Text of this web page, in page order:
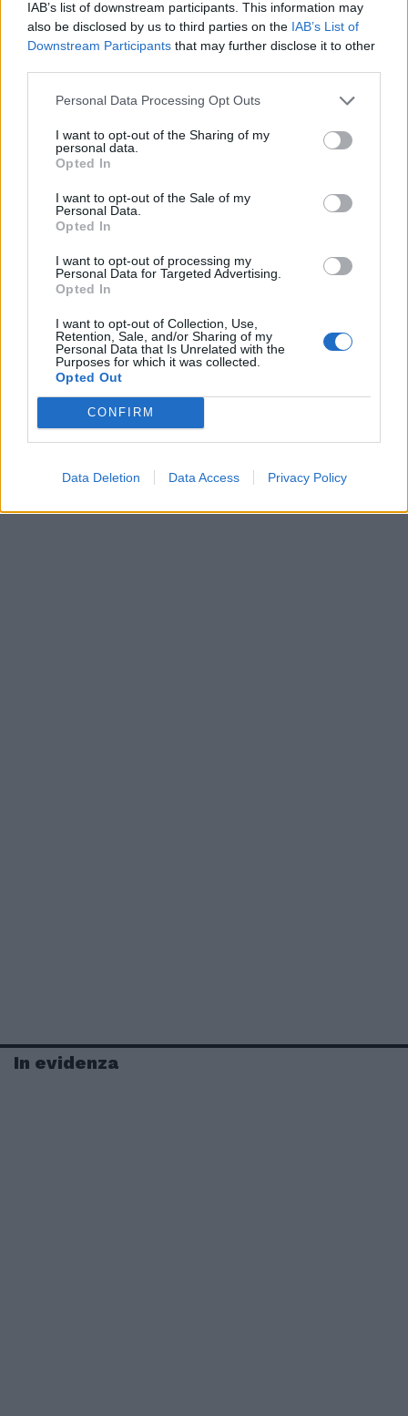
IAB’s list of downstream participants. This information may
also be disclosed by us to third parties on the IAB’s List of
Downstream Participants that may further disclose it to other
Personal Data Processing Opt Outs
I want to opt-out of the Sharing of my
personal data.
Opted In
I want to opt-out of the Sale of my
Personal Data.
Opted In
I want to opt-out of processing my
Personal Data for Targeted Advertising.
Opted In
I want to opt-out of Collection, Use,
Retention, Sale, and/or Sharing of my
Personal Data that Is Unrelated with the
Purposes for which it was collected.
Opted Out
CONFIRM
Data Deletion Data Access Privacy Policy
In evidenza